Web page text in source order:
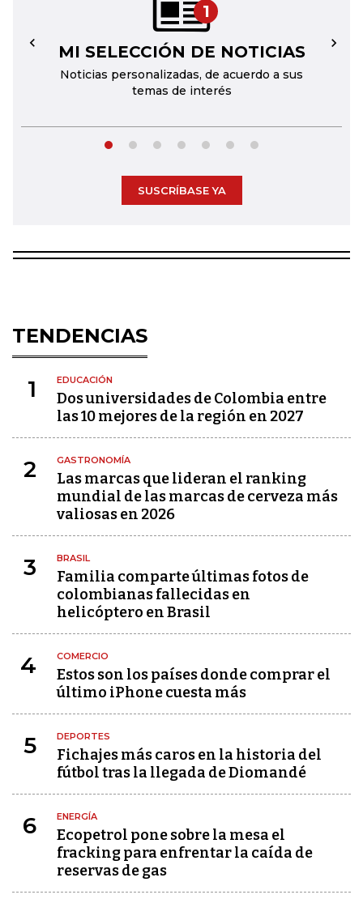
1
MI SELECCIÓN DE NOTICIAS
Noticias personalizadas, de acuerdo a sus
temas de interés
← →
SUSCRÍBASE YA
TENDENCIAS
1 EDUCACIÓN
Dos universidades de Colombia entre
las 10 mejores de la región en 2027
2 GASTRONOMÍA
Las marcas que lideran el ranking
mundial de las marcas de cerveza más
valiosas en 2026
3 BRASIL
Familia comparte últimas fotos de
colombianas fallecidas en
helicóptero en Brasil
4 COMERCIO
Estos son los países donde comprar el
último iPhone cuesta más
5 DEPORTES
Fichajes más caros en la historia del
fútbol tras la llegada de Diomandé
6 ENERGÍA
Ecopetrol pone sobre la mesa el
fracking para enfrentar la caída de
reservas de gas